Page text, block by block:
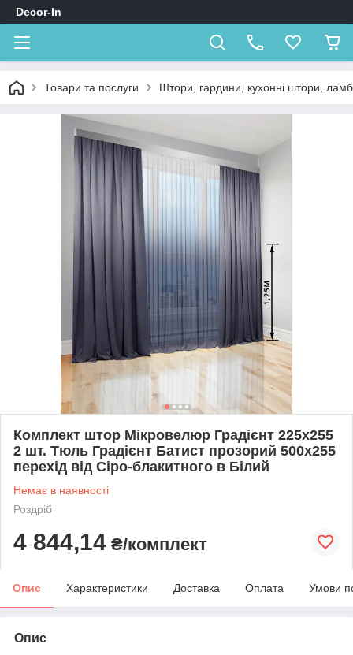
Decor-In
Товари та послуги Штори, гардини, кухонні штори,
Комплект штор Мікровелюр Градієнт 225х255
2 шт. Тюль Градієнт Батист прозорий 500х255
перехід від Сіро-блакитного в Білий
Немає в наявності
Роздріб
4 844,14 ₴/комплект
Опис Характеристики Доставка Оплата Умови
Опис